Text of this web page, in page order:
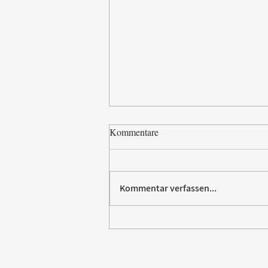
Paw Patrol erobert die
Kommentare
Kommentar verfassen...